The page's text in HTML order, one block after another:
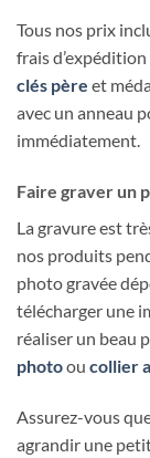
Tous nos prix
frais
clés père et
avec un anneau
immédiatement.
Faire graver un
La gravure est
nos produits
photo gravée
télécharger une
réaliser un beau
photoou collier
Assurez-vous
agrandir une